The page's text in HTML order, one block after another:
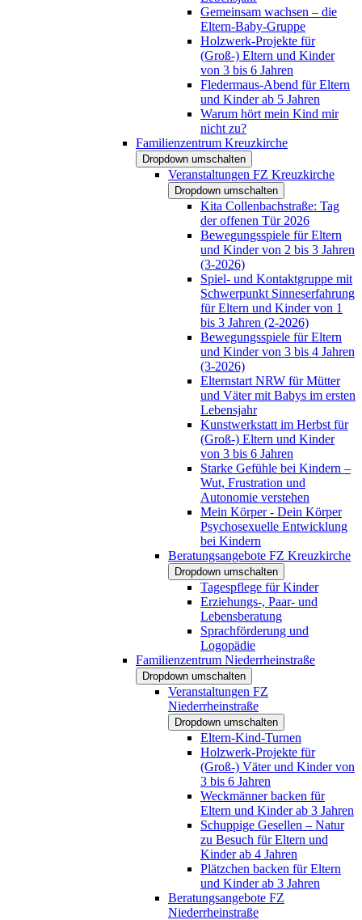
Gemeinsam wachsen – die
Eltern-Baby-Gruppe
Holzwerk-Projekte für
(Groß-) Eltern und Kinder
von 3 bis 6 Jahren
Fledermaus-Abend für Eltern
und Kinder ab 5 Jahren
Warum hört mein Kind mir
nicht zu?
Familienzentrum Kreuzkirche
Dropdown umschalten
Veranstaltungen FZ Kreuzkirche
Dropdown umschalten
Kita Collenbachstraße: Tag
der offenen Tür 2026
Bewegungsspiele für Eltern
und Kinder von 2 bis 3 Jahren
(3-2026)
Spiel- und Kontaktgruppe mit
Schwerpunkt Sinneserfahrung
für Eltern und Kinder von 1
bis 3 Jahren (2-2026)
Bewegungsspiele für Eltern
und Kinder von 3 bis 4 Jahren
(3-2026)
Elternstart NRW für Mütter
und Väter mit Babys im ersten
Lebensjahr
Kunstwerkstatt im Herbst für
(Groß-) Eltern und Kinder
von 3 bis 6 Jahren
Starke Gefühle bei Kindern –
Wut, Frustration und
Autonomie verstehen
Mein Körper - Dein Körper
Psychosexuelle Entwicklung
bei Kindern
Beratungsangebote FZ Kreuzkirche
Dropdown umschalten
Tagespflege für Kinder
Erziehungs-, Paar- und
Lebensberatung
Sprachförderung und
Logopädie
Familienzentrum Niederrheinstraße
Dropdown umschalten
Veranstaltungen FZ
Niederrheinstraße
Dropdown umschalten
Eltern-Kind-Turnen
Holzwerk-Projekte für
(Groß-) Väter und Kinder von
3 bis 6 Jahren
Weckmänner backen für
Eltern und Kinder ab 3 Jahren
Schuppige Gesellen – Natur
zu Besuch für Eltern und
Kinder ab 4 Jahren
Plätzchen backen für Eltern
und Kinder ab 3 Jahren
Beratungsangebote FZ
Niederrheinstraße